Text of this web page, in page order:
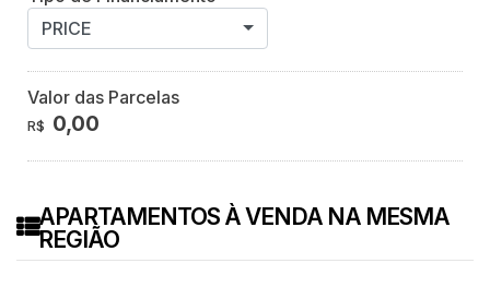
PRICE
Valor das Parcelas
R$ 0,00
APARTAMENTOS À VENDA NA MESMA
REGIÃO